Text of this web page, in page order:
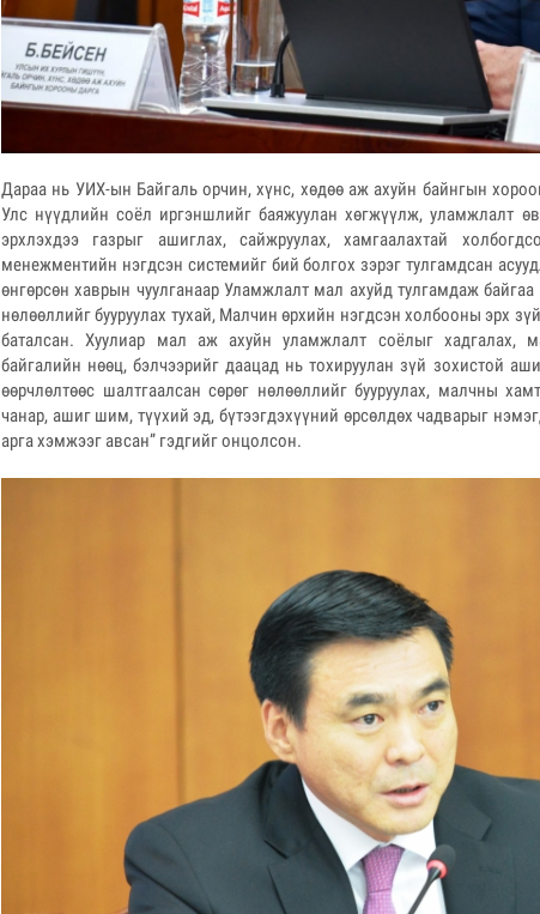
Дараа нь УИХ-ын Байгаль орчин, хүнс, хөдөө аж ахуйн байнгын
Улс нүүдлийн соёл иргэншлийг баяжуулан хөгжүүлж, уламжлалт
эрхлэхдээ газрыг ашиглах, сайжруулах, хамгаалахтай
менежментийн нэгдсэн системийг бий болгох зэрэг тулгамдсан
өнгөрсөн хаврын чуулганаар Уламжлалт мал ахуйд тулгамдаж
нөлөөллийг бууруулах тухай, Малчин өрхийн нэгдсэн холбооны эрх
баталсан. Хуулиар мал аж ахуйн уламжлалт соёлыг хадгалах,
байгалийн нөөц, бэлчээрийг даацад нь тохируулан зүй зохистой
өөрчлөлтөөс шалтгаалсан сөрөг нөлөөллийг бууруулах, малчны
чанар, ашиг шим, түүхий эд, бүтээгдэхүүний өрсөлдөх чадварыг
арга хэмжээг авсан” гэдгийг онцолсон.